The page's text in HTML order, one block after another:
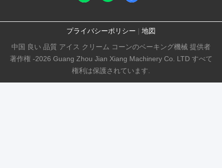
プライバシーポリシー | 地図
中国 良い 品質 アイス クリーム コーンのベーキング機械 提供者
著作権 -2026 Guang Zhou Jian Xiang Machinery Co. LTD すべて
権利は保護されています.